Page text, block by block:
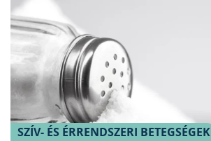
SZÍV- ÉS ÉRRENDSZERI BETEGSÉGEK